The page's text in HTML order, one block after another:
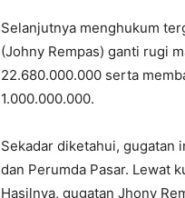
Selanjutnya menghukum
(Johny Rempas) ganti rugi
22.680.000.000 serta
1.000.000.000.
Sekadar diketahui, gugatan
dan Perumda Pasar. Lewat
Hasilnya, gugatan Jhony